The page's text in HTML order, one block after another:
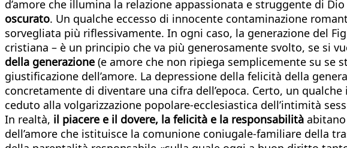
d’amore che illumina la relazione appassionata e struggente di
oscurato. Un qualche eccesso di innocente contaminazione
sorvegliata più riflessivamente. In ogni caso, la generazione del
cristiana – è un principio che va più generosamente svolto, se si
della generazione (e amore che non ripiega semplicemente su se
giustificazione dell’amore. La depressione della felicità della
concretamente di diventare una cifra dell’epoca. Certo, un
ceduto alla volgarizzazione popolare-ecclesiastica dell’intimità
In realtà, il piacere e il dovere, la felicità e la responsabilità
dell’amore che istituisce la comunione coniugale-familiare della